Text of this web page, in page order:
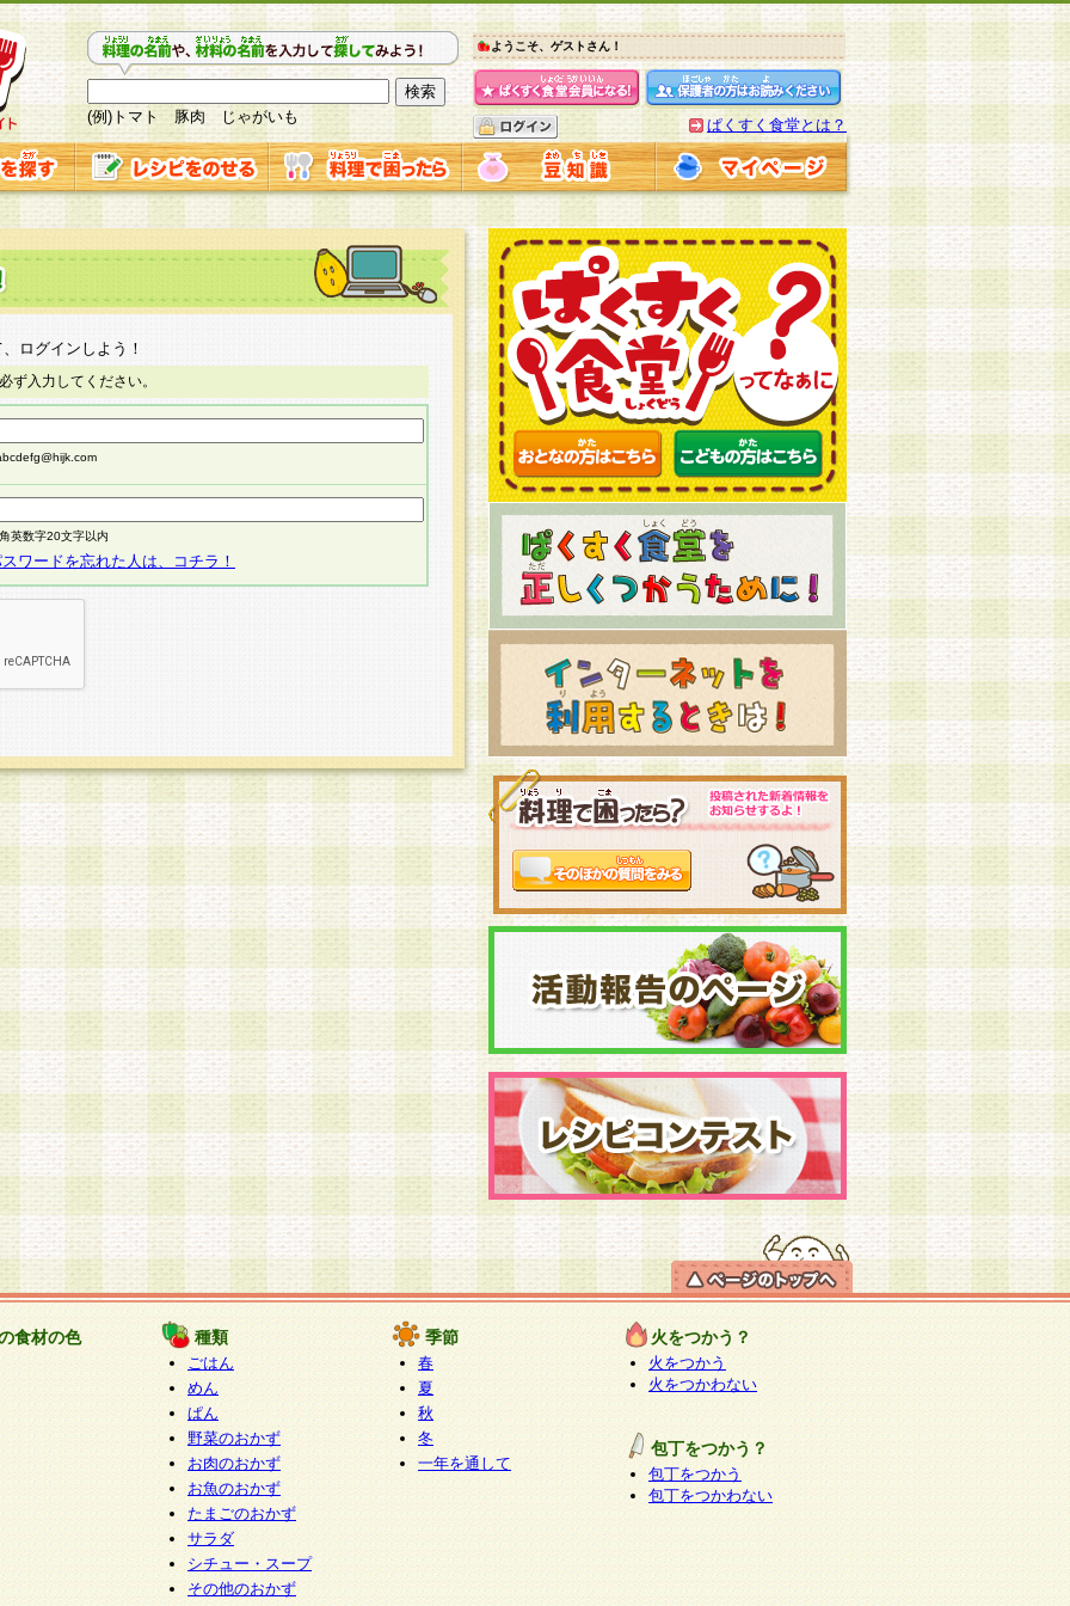
(例)トマト 豚肉 じゃがいも
ようこそ、ゲストさん！
ぱくすく食堂とは？
ログインしよう！
ず入力してください。
英数字20文字以内
ワードを忘れた人は、コチラ！
食材の色 種類
ごはん
めん
ぱん
野菜のおかず
お肉のおかず
お魚のおかず
たまごのおかず
サラダ
シチュー・スープ
その他のおかず
季節
春
夏
秋
冬
一年を通して
火をつかう？
火をつかう
火をつかわない
包丁をつかう？
包丁をつかう
包丁をつかわない